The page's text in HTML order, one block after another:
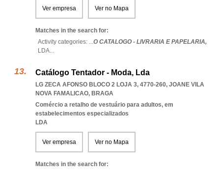
Ver empresa Ver no Mapa
Matches in the search for:
Activity categories: ...O CATALOGO - LIVRARIA E PAPELARIA,
LDA...
Catálogo Tentador - Moda, Lda
LG ZECA AFONSO BLOCO 2 LOJA 3, 4770-260, JOANE VILA
NOVA FAMALICAO, BRAGA
Comércio a retalho de vestuário para adultos, em
estabelecimentos especializados
LDA
Ver empresa Ver no Mapa
Matches in the search for: